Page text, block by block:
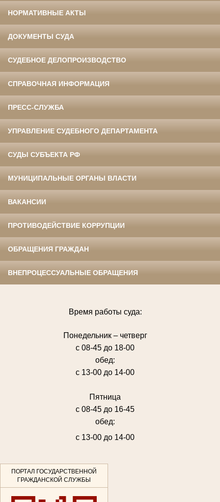
НОРМАТИВНЫЕ АКТЫ
ДОКУМЕНТЫ СУДА
СУДЕБНОЕ ДЕЛОПРОИЗВОДСТВО
СПРАВОЧНАЯ ИНФОРМАЦИЯ
ПРЕСС-СЛУЖБА
УПРАВЛЕНИЕ СУДЕБНОГО ДЕПАРТАМЕНТА
СУДЫ СУБЪЕКТА РФ
МУНИЦИПАЛЬНЫЕ ОРГАНЫ ВЛАСТИ
ВАКАНСИИ
ПРОТИВОДЕЙСТВИЕ КОРРУПЦИИ
ОБРАЩЕНИЯ ГРАЖДАН
ВНЕПРОЦЕССУАЛЬНЫЕ ОБРАЩЕНИЯ
Время работы суда:
Понедельник – четверг
с 08-45 до 18-00
обед:
с 13-00 до 14-00
Пятница
с 08-45 до 16-45
обед:
с 13-00 до 14-00
ПОРТАЛ ГОСУДАРСТВЕННОЙ
ГРАЖДАНСКОЙ СЛУЖБЫ